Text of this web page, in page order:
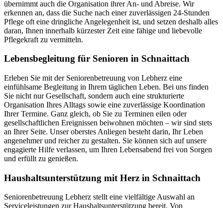
übernimmt auch die Organisation ihrer An- und Abreise. Wir
erkennen an, dass die Suche nach einer zuverlässigen 24-Stunden
Pflege oft eine dringliche Angelegenheit ist, und setzen deshalb alles
daran, Ihnen innerhalb kürzester Zeit eine fähige und liebevolle
Pflegekraft zu vermitteln.
Lebensbegleitung für Senioren in Schnaittach
Erleben Sie mit der Seniorenbetreuung von Lebherz eine
einfühlsame Begleitung in Ihrem täglichen Leben. Bei uns finden
Sie nicht nur Gesellschaft, sondern auch eine strukturierte
Organisation Ihres Alltags sowie eine zuverlässige Koordination
Ihrer Termine. Ganz gleich, ob Sie zu Terminen eilen oder
gesellschaftlichen Ereignissen beiwohnen möchten – wir sind stets
an Ihrer Seite. Unser oberstes Anliegen besteht darin, Ihr Leben
angenehmer und reicher zu gestalten. Sie können sich auf unsere
engagierte Hilfe verlassen, um Ihren Lebensabend frei von Sorgen
und erfüllt zu genießen.
Haushalts­unterstützung mit Herz in Schnaittach
Seniorenbetreuung Lebherz stellt eine vielfältige Auswahl an
Serviceleistungen zur Haushaltsunterstützung bereit. Von